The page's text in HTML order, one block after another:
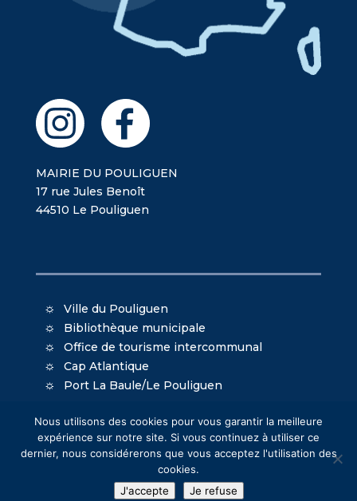
MAIRIE DU POULIGUEN
17 rue Jules Benoît
44510 Le Pouliguen
Ville du Pouliguen
Bibliothèque municipale
Office de tourisme intercommunal
Cap Atlantique
Port La Baule/Le Pouliguen
© Mairie du Pouliguen - Création
MacKenzie-Mentions légales
Nous utilisons des cookies pour vous garantir la meilleure
expérience sur notre site. Si vous continuez à utiliser ce
dernier, nous considérerons que vous acceptez l'utilisation des
cookies.
J'accepte
Je refuse